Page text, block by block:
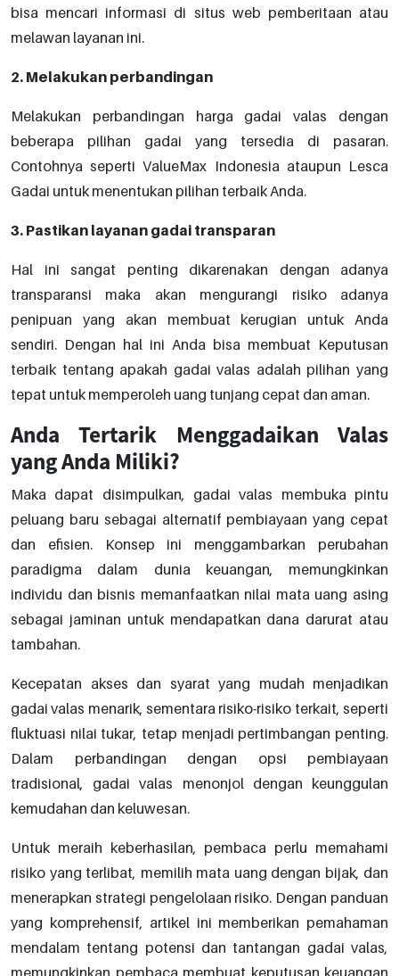
bisa mencari informasi di situs web pemberitaan atau
melawan layanan ini.
2. Melakukan perbandingan
Melakukan perbandingan harga gadai valas dengan
beberapa pilihan gadai yang tersedia di pasaran.
Contohnya seperti ValueMax Indonesia ataupun Lesca
Gadai untuk menentukan pilihan terbaik Anda.
3. Pastikan layanan gadai transparan
Hal ini sangat penting dikarenakan dengan adanya
transparansi maka akan mengurangi risiko adanya
penipuan yang akan membuat kerugian untuk Anda
sendiri. Dengan hal ini Anda bisa membuat Keputusan
terbaik tentang apakah gadai valas adalah pilihan yang
tepat untuk memperoleh uang tunjang cepat dan aman.
Anda Tertarik Menggadaikan Valas
yang Anda Miliki?
Maka dapat disimpulkan, gadai valas membuka pintu
peluang baru sebagai alternatif pembiayaan yang cepat
dan efisien. Konsep ini menggambarkan perubahan
paradigma dalam dunia keuangan, memungkinkan
individu dan bisnis memanfaatkan nilai mata uang asing
sebagai jaminan untuk mendapatkan dana darurat atau
tambahan.
Kecepatan akses dan syarat yang mudah menjadikan
gadai valas menarik, sementara risiko-risiko terkait, seperti
fluktuasi nilai tukar, tetap menjadi pertimbangan penting.
Dalam perbandingan dengan opsi pembiayaan
tradisional, gadai valas menonjol dengan keunggulan
kemudahan dan keluwesan.
Untuk meraih keberhasilan, pembaca perlu memahami
risiko yang terlibat, memilih mata uang dengan bijak, dan
menerapkan strategi pengelolaan risiko. Dengan panduan
yang komprehensif, artikel ini memberikan pemahaman
mendalam tentang potensi dan tantangan gadai valas,